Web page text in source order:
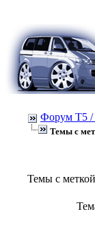
Форум Т5 /
Темы с
Темы с меткой